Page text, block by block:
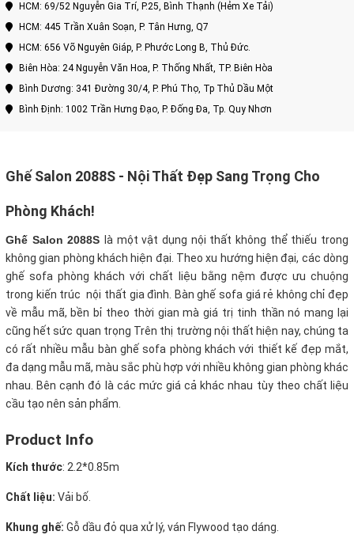
HCM: 69/52 Nguyễn Gia Trí, P.25, Bình Thạnh (Hẻm Xe Tải)
HCM: 445 Trần Xuân Soạn, P. Tân Hưng, Q7
HCM: 656 Võ Nguyên Giáp, P. Phước Long B, Thủ Đức.
Biên Hòa: 24 Nguyễn Văn Hoa, P. Thống Nhất, TP. Biên Hòa
Bình Dương: 341 Đường 30/4, P. Phú Thọ, Tp Thủ Dầu Một
Bình Định: 1002 Trần Hưng Đạo, P. Đống Đa, Tp. Quy Nhơn
Ghế Salon 2088S - Nội Thất Đẹp Sang Trọng Cho
Phòng Khách!
Ghế Salon 2088S là một vật dụng nội thất không thể thiếu trong
không gian phòng khách hiện đại. Theo xu hướng hiện đại, các dòng
ghế sofa phòng khách với chất liệu bằng nệm được ưu chuộng
trong kiến trúc nội thất gia đình. Bàn ghế sofa giá rẻ không chỉ đẹp
về mẫu mã, bền bỉ theo thời gian mà giá trị tinh thần nó mang lại
cũng hết sức quan trọng Trên thị trường nội thất hiện nay, chúng ta
có rất nhiều mẫu bàn ghế sofa phòng khách với thiết kế đẹp mắt,
đa dạng mẫu mã, màu sắc phù hợp với nhiều không gian phòng khác
nhau. Bên cạnh đó là các mức giá cả khác nhau tùy theo chất liệu
cầu tạo nên sản phẩm.
Product Info
Kích thước: 2.2*0.85m
Chất liệu: Vải bố.
Khung ghế: Gỗ dầu đỏ qua xử lý, ván Flywood tạo dáng.